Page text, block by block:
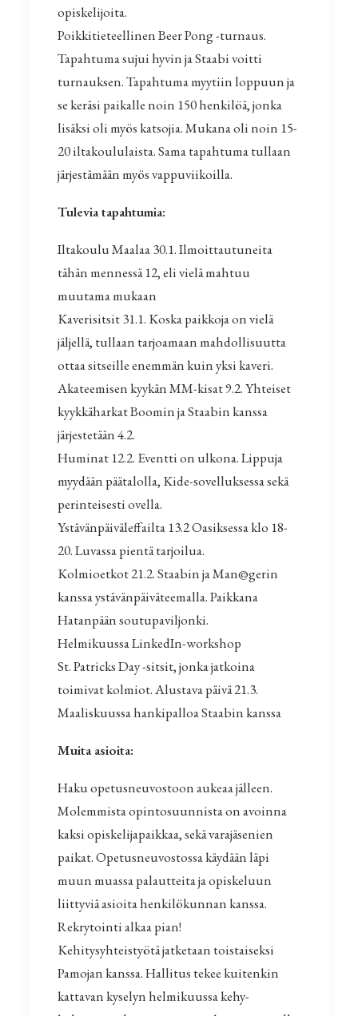
opiskelijoita.
Poikkitieteellinen Beer Pong -turnaus.
Tapahtuma sujui hyvin ja Staabi voitti
turnauksen. Tapahtuma myytiin loppuun ja
se keräsi paikalle noin 150 henkilöä, jonka
lisäksi oli myös katsojia. Mukana oli noin 15-
20 iltakoululaista. Sama tapahtuma tullaan
järjestämään myös vappuviikoilla.
Tulevia tapahtumia:
Iltakoulu Maalaa 30.1. Ilmoittautuneita
tähän mennessä 12, eli vielä mahtuu
muutama mukaan
Kaverisitsit 31.1. Koska paikkoja on vielä
jäljellä, tullaan tarjoamaan mahdollisuutta
ottaa sitseille enemmän kuin yksi kaveri.
Akateemisen kyykän MM-kisat 9.2. Yhteiset
kyykkäharkat Boomin ja Staabin kanssa
järjestetään 4.2.
Huminat 12.2. Eventti on ulkona. Lippuja
myydään päätalolla, Kide-sovelluksessa sekä
perinteisesti ovella.
Ystävänpäiväleffailta 13.2 Oasiksessa klo 18-
20. Luvassa pientä tarjoilua.
Kolmioetkot 21.2. Staabin ja Man@gerin
kanssa ystävänpäiväteemalla. Paikkana
Hatanpään soutupaviljonki.
Helmikuussa LinkedIn-workshop
St. Patricks Day -sitsit, jonka jatkoina
toimivat kolmiot. Alustava päivä 21.3.
Maaliskuussa hankipalloa Staabin kanssa
Muita asioita:
Haku opetusneuvostoon aukeaa jälleen.
Molemmista opintosuunnista on avoinna
kaksi opiskelijapaikkaa, sekä varajäsenien
paikat. Opetusneuvostossa käydään läpi
muun muassa palautteita ja opiskeluun
liittyviä asioita henkilökunnan kanssa.
Rekrytointi alkaa pian!
Kehitysyhteistyötä jatketaan toistaiseksi
Pamojan kanssa. Hallitus tekee kuitenkin
kattavan kyselyn helmikuussa kehy-